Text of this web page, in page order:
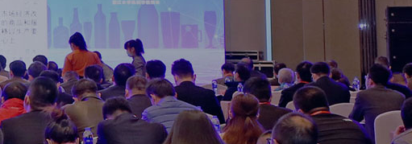
米粉供应链展区
印刷包装材料区
美食互动体验区